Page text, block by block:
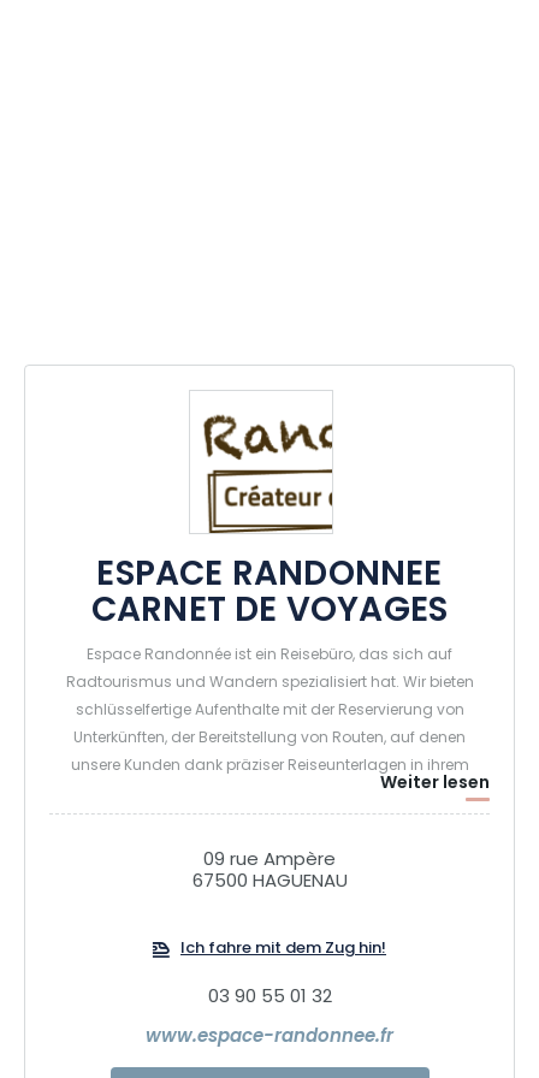
ESPACE RANDONNEE
CARNET DE VOYAGES
Espace Randonnée ist ein Reisebüro, das sich auf
Radtourismus und Wandern spezialisiert hat. Wir bieten
schlüsselfertige Aufenthalte mit der Reservierung von
Unterkünften, der Bereitstellung von Routen, auf denen
unsere Kunden dank präziser Reiseunterlagen in ihrem
eigenen Rhythmus unterwegs sind, dem Gepäcktransport
und bei Bedarf dem Fahrradverleih. Eine Region mit dem
Fahrrad oder zu Fuß zu besuchen, ist an sich schon die
beste Art, die Natur, die lokalen Traditionen und die
Weiter lesen
09 rue Ampère
67500 HAGUENAU
Ich fahre mit dem Zug hin!
03 90 55 01 32
www.espace-randonnee.fr